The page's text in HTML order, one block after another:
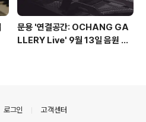
문용 '연결공간: OCHANG GA
LLERY Live' 9월 13일 음원 발
로그인 고객센터